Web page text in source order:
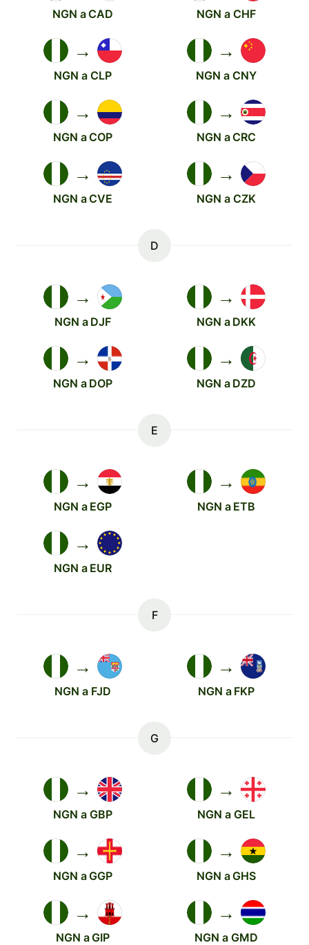
NGN a CAD NGN a CHF
→
NGN a CLP
→
NGN a CNY
→
NGN a COP
→
NGN a CRC
→
NGN a CVE
→
NGN a CZK
D
→
NGN a DJF
→
NGN a DKK
→
NGN a DOP
→
NGN a DZD
E
→
NGN a EGP
→
NGN a ETB
→
NGN a EUR
F
→
NGN a FJD
→
NGN a FKP
G
→
NGN a GBP
→
NGN a GEL
→
NGN a GGP
→
NGN a GHS
→
NGN a GIP
→
NGN a GMD